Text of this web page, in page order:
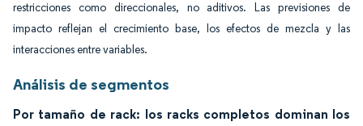
restricciones como direccionales, no aditivos. Las previsiones de
impacto reflejan el crecimiento base, los efectos de mezcla y las
interacciones entre variables.
Análisis de segmentos
Por tamaño de rack: los racks completos dominan los